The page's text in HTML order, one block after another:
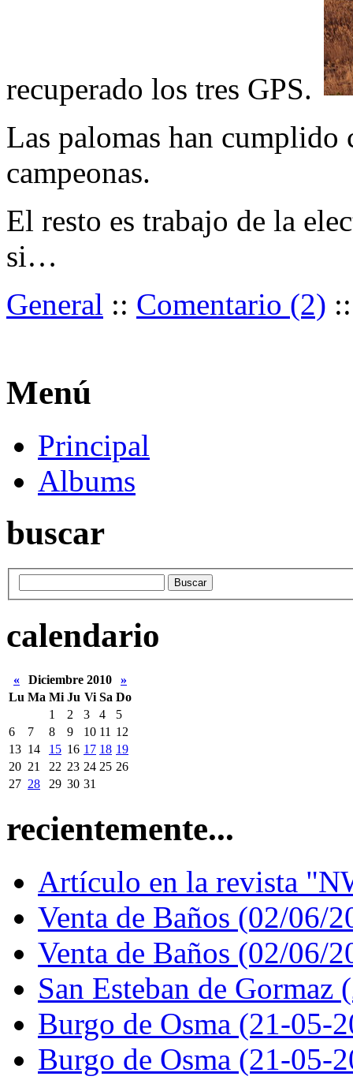
recuperado los tres GPS.
Las palomas han cumplido
campeonas.
El resto es trabajo de la
si…
General :: Comentario (2)
Menú
Principal
Albums
buscar
calendario
« Diciembre 2010
»
Lu Ma Mi Ju Vi Sa Do
1
2 3 4
5
6
7 8 9 10 11 12
13 14 15 16 17 18 19
20 21 22 23 24 25 26
27 28 29 30 31
recientemente...
Artículo en la revista
Venta de Baños (02/06/
Venta de Baños (02/06/
San Esteban de Gormaz
Burgo de Osma (21-05-
Burgo de Osma (21-05-